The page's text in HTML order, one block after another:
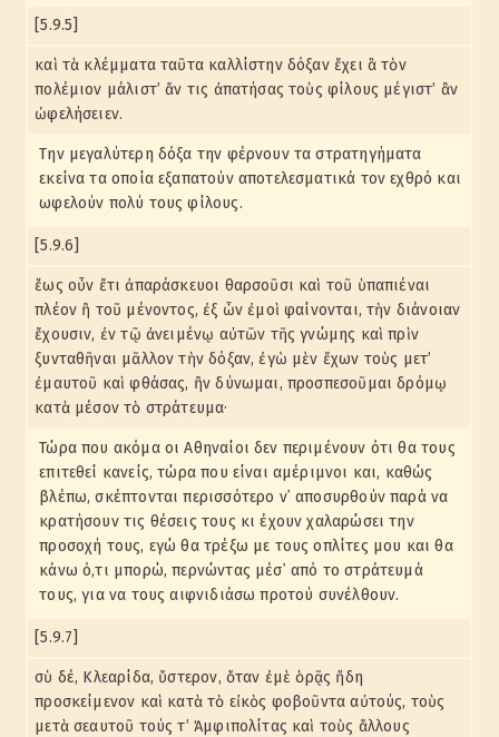
[5.9.5]
καὶ τὰ κλέμματα ταῦτα καλλίστην δόξαν ἔχει ἃ τὸν
πολέμιον μάλιστ’ ἄν τις ἀπατήσας τοὺς φίλους μέγιστ’ ἂν
ὠφελήσειεν.
Την μεγαλύτερη δόξα την φέρνουν τα στρατηγήματα
εκείνα τα οποία εξαπατούν αποτελεσματικά τον εχθρό και
ωφελούν πολύ τους φίλους.
[5.9.6]
ἕως οὖν ἔτι ἀπαράσκευοι θαρσοῦσι καὶ τοῦ ὑπαπιέναι
πλέον ἢ τοῦ μένοντος, ἐξ ὧν ἐμοὶ φαίνονται, τὴν διάνοιαν
ἔχουσιν, ἐν τῷ ἀνειμένῳ αὐτῶν τῆς γνώμης καὶ πρὶν
ξυνταθῆναι μᾶλλον τὴν δόξαν, ἐγὼ μὲν ἔχων τοὺς μετ’
ἐμαυτοῦ καὶ φθάσας, ἢν δύνωμαι, προσπεσοῦμαι δρόμῳ
κατὰ μέσον τὸ στράτευμα·
Τώρα που ακόμα οι Αθηναίοι δεν περιμένουν ότι θα τους
επιτεθεί κανείς, τώρα που είναι αμέριμνοι και, καθώς
βλέπω, σκέπτονται περισσότερο ν᾽ αποσυρθούν παρά να
κρατήσουν τις θέσεις τους κι έχουν χαλαρώσει την
προσοχή τους, εγώ θα τρέξω με τους οπλίτες μου και θα
κάνω ό,τι μπορώ, περνώντας μέσ᾽ από το στράτευμά
τους, για να τους αιφνιδιάσω προτού συνέλθουν.
[5.9.7]
σὺ δέ, Κλεαρίδα, ὕστερον, ὅταν ἐμὲ ὁρᾷς ἤδη
προσκείμενον καὶ κατὰ τὸ εἰκὸς φοβοῦντα αὐτούς, τοὺς
μετὰ σεαυτοῦ τούς τ’ Ἀμφιπολίτας καὶ τοὺς ἄλλους